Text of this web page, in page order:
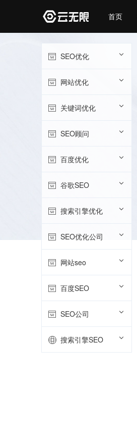
首页
SEO优化
网站优化
关键词优化
SEO顾问
百度优化
谷歌SEO
搜索引擎优化
SEO优化公司
网站seo
百度SEO
SEO公司
搜索引擎SEO